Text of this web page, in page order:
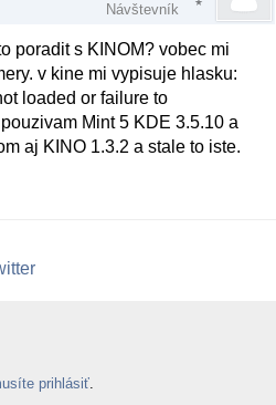
Návštevník
poradit s KINOM? vobec mi
v kine mi vypisuje hlasku:
loaded or failure to
Mint 5 KDE 3.5.10 a
aj KINO 1.3.2 a stale to iste.
prihlásiť